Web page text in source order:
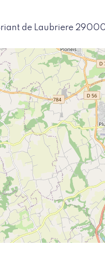
de Laubriere